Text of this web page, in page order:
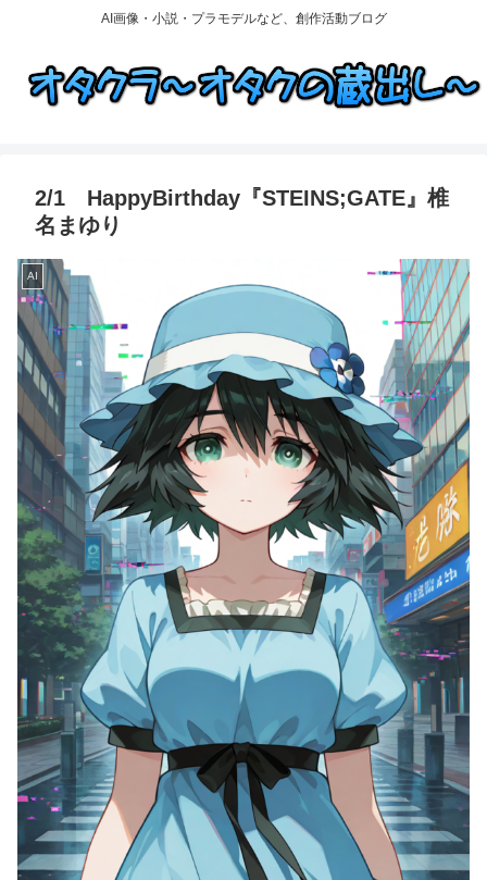
AI画像・小説・プラモデルなど、創作活動ブログ
2/1 HappyBirthday『STEINS;GATE』椎
名まゆり
AI